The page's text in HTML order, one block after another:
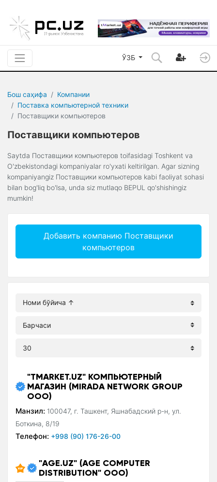
ЎЗБ
Бош саҳифа
Компании
Поставка компьютерной техники
Поставщики компьютеров
Поставщики компьютеров
Saytda Поставщики компьютеров toifasidagi Toshkent va
O'zbekistondagi kompaniyalar ro'yxati keltirilgan. Agar sizning
kompaniyangiz Поставщики компьютеров kabi faoliyat sohasi
bilan bog'liq bo'lsa, unda siz mutlaqo BEPUL qo'shishingiz
mumkin!
Добавить компанию Поставщики
компьютеров
"TMARKET.UZ" КОМПЬЮТЕРНЫЙ
МАГАЗИН (MIRADA NETWORK GROUP
ООО)
Манзил: 100047, г. Ташкент, Яшнабадский р-н, ул.
Боткина, 8/19
Телефон: +998 (90) 176-26-00
"AGE.UZ" (AGE COMPUTER
DISTRIBUTION" ООО)